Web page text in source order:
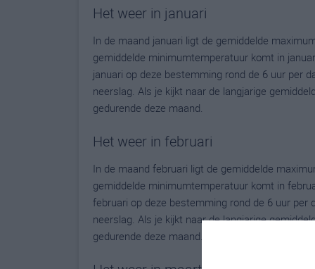
Het weer in januari
In de maand januari ligt de gemiddelde
gemiddelde minimumtemperatuur komt in
januari op deze bestemming rond de 6 uur per
neerslag. Als je kijkt naar de langjarige
gedurende deze maand.
Het weer in februari
In de maand februari ligt de gemiddelde
gemiddelde minimumtemperatuur komt in
februari op deze bestemming rond de 6 uur per
neerslag. Als je kijkt naar de langjarige
gedurende deze maand.